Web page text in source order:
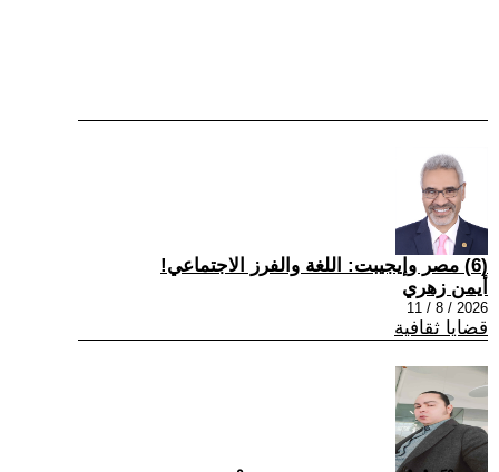
(6) مصر وإيجيبت: اللغة والفرز الاجتماعي!
أيمن زهري
2026 / 8 / 11
قضايا ثقافية